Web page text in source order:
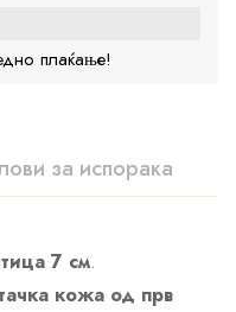
плаќање!
за испорака
7 см.
кожа од прв